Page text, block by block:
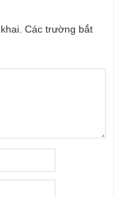
Các trường bắt